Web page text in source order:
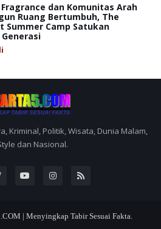
dan Komunitas Arah
Ruang Bertumbuh, The
Summer Camp Satukan
Kriminal, Politik, Wisata, Dunia Malam,
dan Nasional.
| Menyingkap Tabir Sesuai Fakta.